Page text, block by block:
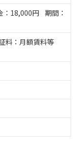
18,000円 期間：
料：月額賃料等